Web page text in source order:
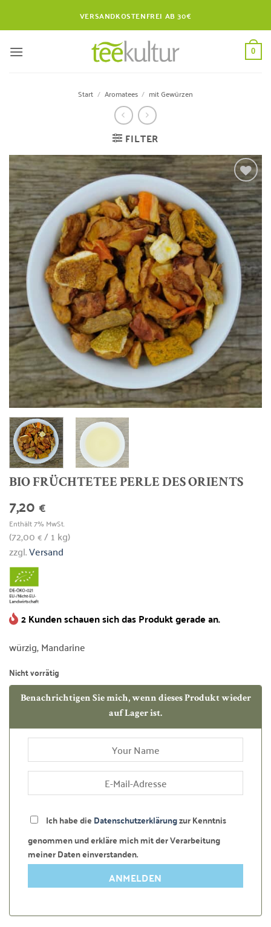
VERSANDKOSTENFREI AB 30€
0
Start / Aromatees / mit Gewürzen
FILTER
Zur
Wunschliste
hinzufügen
BIO FRÜCHTETEE PERLE DES ORIENTS
7,20 €
Enthält 7% MwSt.
(72,00 €/ 1 kg)
zzgl.Versand
2 Kunden schauen sich das Produkt gerade an.
würzig, Mandarine
Nicht vorrätig
Benachrichtigen Sie mich, wenn dieses Produkt wieder
auf Lager ist.
Ich habe dieDatenschutzerklärungzur Kenntnis
genommen und erkläre mich mit der Verarbeitung
meiner Daten einverstanden.
ANMELDEN